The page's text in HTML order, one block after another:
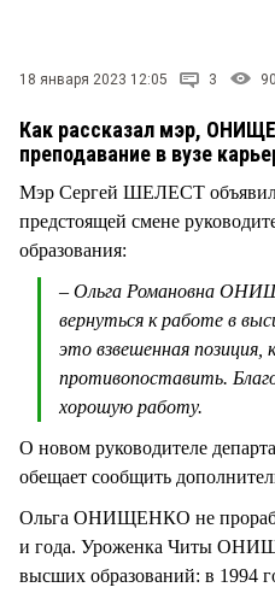
18 января 2023 12:05 3
Как рассказал мэр,
преподавание в вузе
Мэр Сергей ШЕЛЕСТ объявил
предстоящей смене
образования:
– Ольга Романовна
вернуться к работе в
это взвешенная
противопоставить.
хорошую работу.
О новом руководителе
обещает сообщить
Ольга ОНИЩЕНКО не
и года. Уроженка Читы
высших образований: в 1994